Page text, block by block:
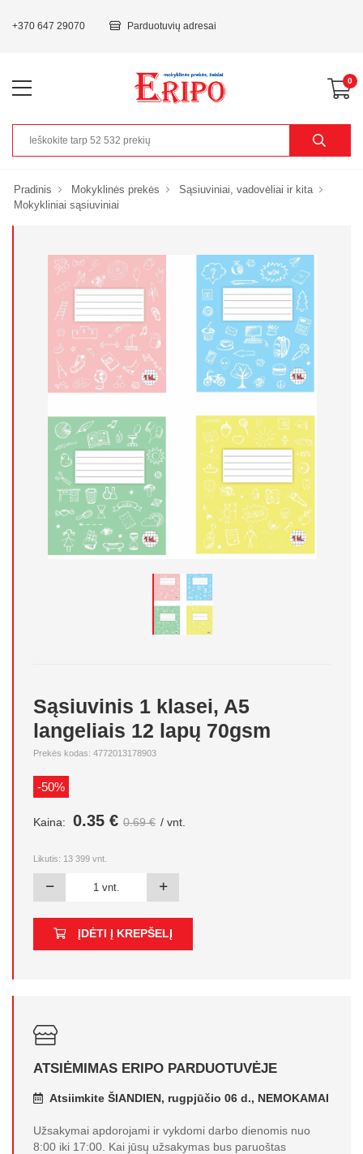
+370 647 29070 Parduotuvių adresai
0
Pradinis Mokyklinės prekės
Sąsiuviniai, vadovėliai ir kita
Mokykliniai sąsiuviniai
Sąsiuvinis 1 klasei, A5
langeliais 12 lapų 70gsm
Prekės kodas: 4772013178903
-50%
Kaina: 0.35 € 0.69 € / vnt.
Likutis: 13 399 vnt.
ĮDĖTI Į KREPŠELĮ
ATSIĖMIMAS ERIPO PARDUOTUVĖJE
Atsiimkite ŠIANDIEN, rugpjūčio 06 d., NEMOKAMAI
Užsakymai apdorojami ir vykdomi darbo dienomis nuo
8:00 iki 17:00. Kai jūsų užsakymas bus paruoštas